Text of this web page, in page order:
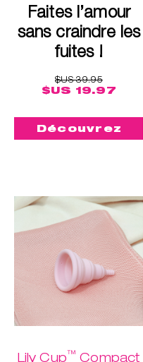
Faites l’amour
sans craindre les
fuites !
$US 39.95
$US 19.97
Découvrez
Lily Cup™ Compact